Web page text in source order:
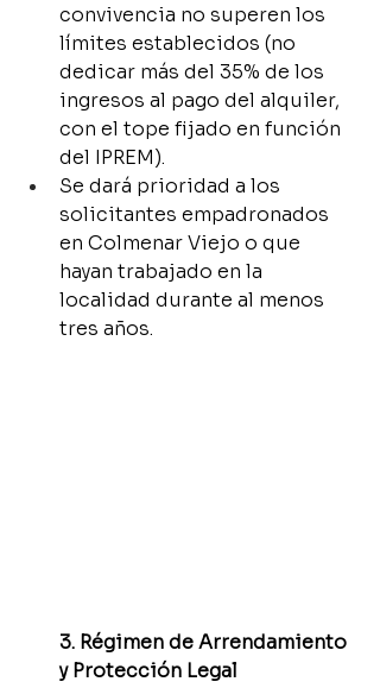
convivencia no superen los
límites establecidos (no
dedicar más del 35% de los
ingresos al pago del alquiler,
con el tope fijado en función
del IPREM).
Se dará prioridad a los
solicitantes empadronados
en Colmenar Viejo o que
hayan trabajado en la
localidad durante al menos
tres años.
3. Régimen de Arrendamiento
y Protección Legal